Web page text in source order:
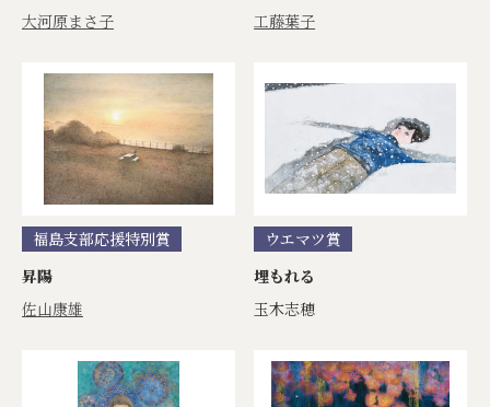
大河原まさ子
工藤葉子
福島支部応援特別賞
昇陽
佐山康雄
ウエマツ賞
埋もれる
玉木志穂